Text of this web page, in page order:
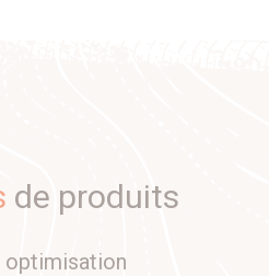
de produits
optimisation